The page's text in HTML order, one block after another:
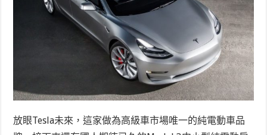
放眼Tesla未來，這家做為高級車市場唯一的純電動車品